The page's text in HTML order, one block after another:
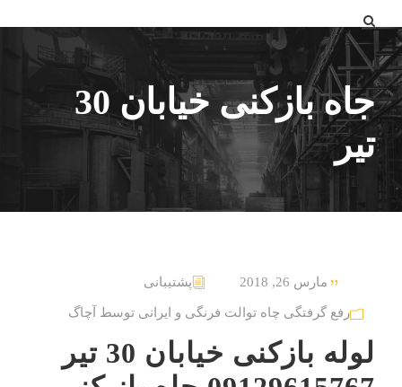
جاه بازکنی خیابان 30
تیر
مارس 26, 2018 پشتیبانی
رفع گرفتگی چاه توالت فرنگی و ایرانی توسط آچاگ
لوله بازکنی خیابان 30 تیر